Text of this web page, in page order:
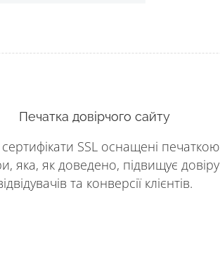
Печатка довірчого сайту
SSL оснащені печаткою
яка, як доведено, підвищує довіру
та конверсії клієнтів.